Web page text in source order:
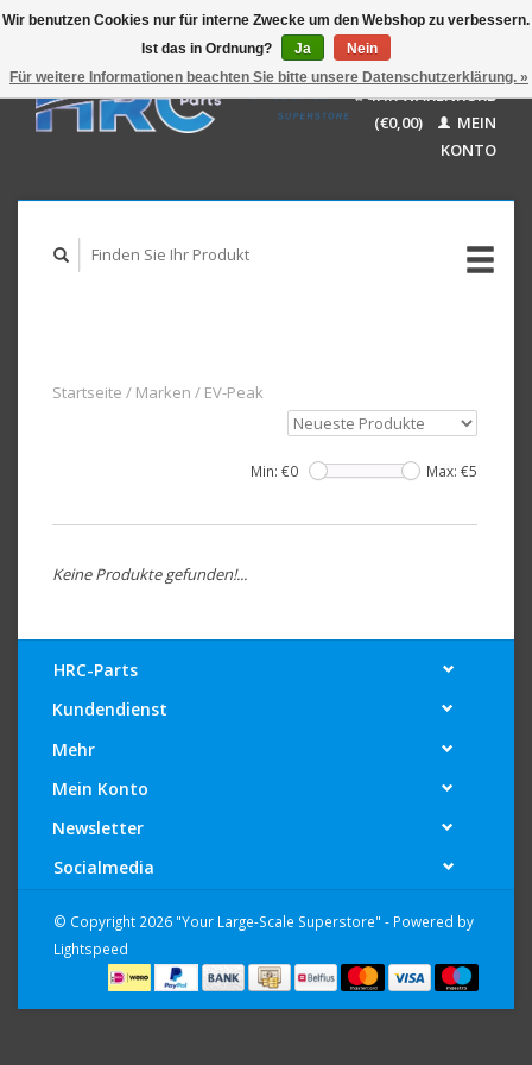
GBP
USD
AUD
Deutsch
English
IHR WARENKORB
(€0,00)
MEIN
KONTO
Startseite / Marken / EV-Peak
Min: €0 Max: €5
Keine Produkte gefunden!...
HRC-Parts
Kundendienst
Mehr
Mein Konto
Newsletter
Socialmedia
© Copyright 2026 "Your Large-Scale Superstore" - Powered by
Lightspeed
Wir benutzen Cookies nur für interne Zwecke um den Webshop zu verbessern.
Ist das in Ordnung?
Ja
Nein
Für weitere Informationen beachten Sie bitte unsere Datenschutzerklärung. »